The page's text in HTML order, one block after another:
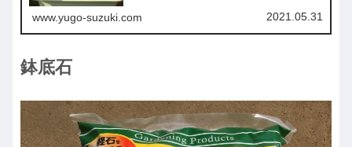
ーです。 記事後半では、菜園プランター５１０型で育
てられる野菜一覧もあります。
www.yugo-suzuki.com 2021.05.31
鉢底石